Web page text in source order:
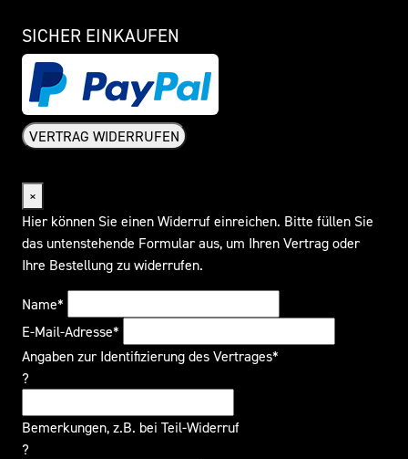
SICHER EINKAUFEN
VERTRAG WIDERRUFEN
×
Hier können Sie einen Widerruf einreichen. Bitte füllen Sie
das untenstehende Formular aus, um Ihren Vertrag oder
Ihre Bestellung zu widerrufen.
Name*
E-Mail-Adresse*
Angaben zur Identifizierung des Vertrages*
?
Bemerkungen, z.B. bei Teil-Widerruf
?